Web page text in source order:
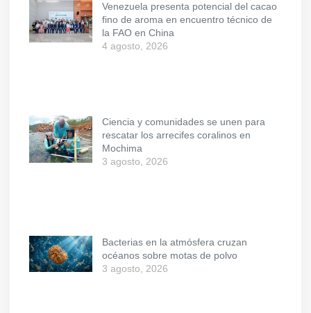
Venezuela presenta potencial del cacao
fino de aroma en encuentro técnico de
la FAO en China
4 agosto, 2026
Ciencia y comunidades se unen para
rescatar los arrecifes coralinos en
Mochima
3 agosto, 2026
Bacterias en la atmósfera cruzan
océanos sobre motas de polvo
3 agosto, 2026